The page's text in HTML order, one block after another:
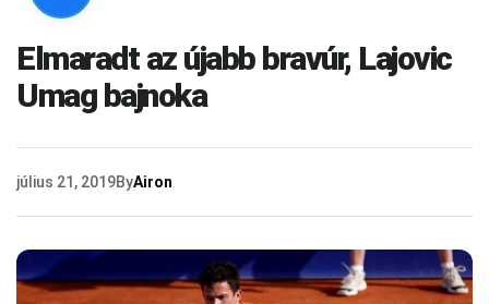
Elmaradt az újabb bravúr, Lajovic
Umag bajnoka
július 21, 2019ByAiron